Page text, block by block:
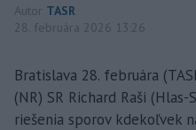
Autor TASR
28. februára 2026 13:26
Bratislava 28. februára
(NR) SR Richard Raši
riešenia sporov kdekoľvek